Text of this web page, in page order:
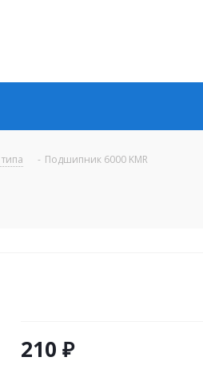
- Подшипник 6000 KMR
210 ₽